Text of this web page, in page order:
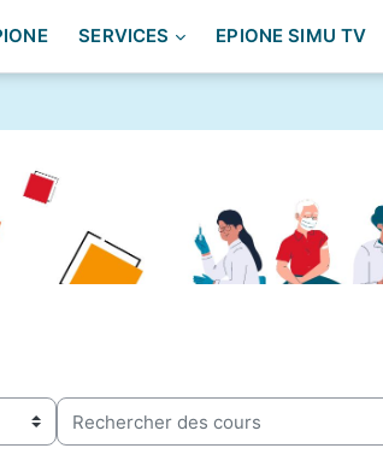
SERVICES EPIONE SIMU TV
Rechercher des cours